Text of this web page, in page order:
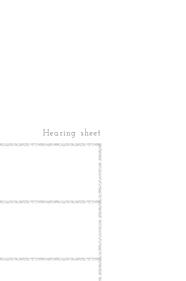
Hearing sheet